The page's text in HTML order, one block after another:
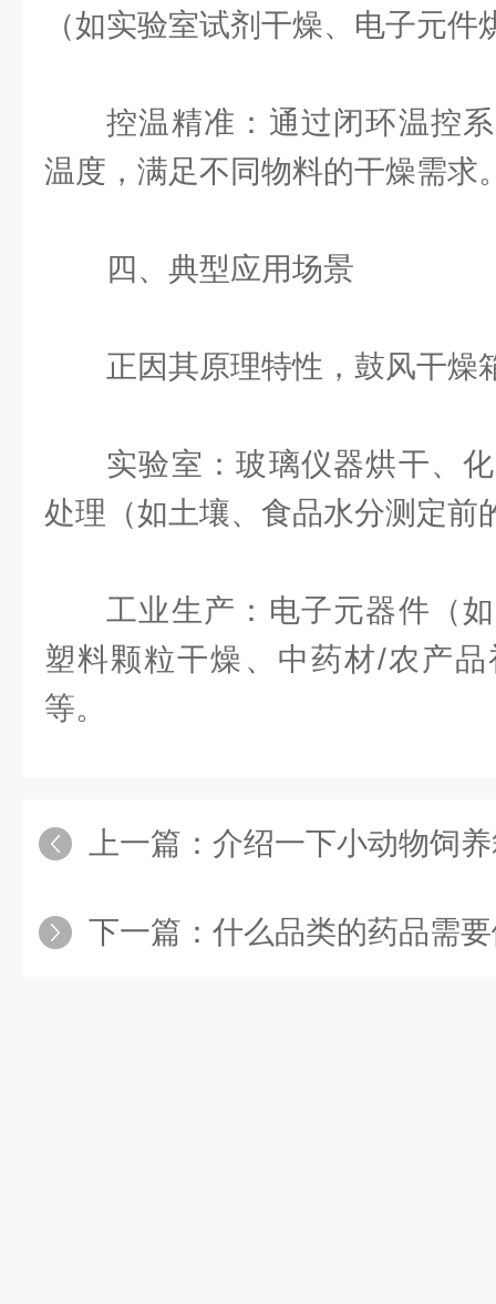
（如实验室试剂干燥、电子元件
控温精准：通过闭环温控
温度，满足不同物料的干燥需求
四、典型应用场景
正因其原理特性，鼓风干燥
实验室：玻璃仪器烘干、
处理（如土壤、食品水分测定前
工业生产：电子元器件（
塑料颗粒干燥、中药材/农产
等。
上一篇： 介绍一下小动物饲
下一篇： 什么品类的药品需